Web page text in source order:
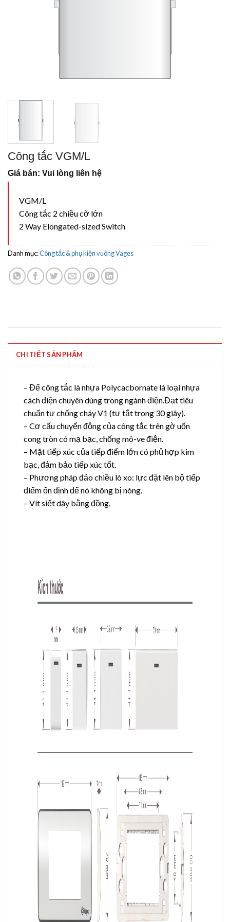
Công tắc VGM/L
Giá bán: Vui lòng liên hệ
VGM/L
Công tắc 2 chiều cỡ lớn
2 Way Elongated-sized Switch
Danh mục:Công tắc & phụ kiện vuông Vages
CHI TIẾT SẢN PHẨM
– Đế công tắc là nhựa Polycacbornate là loại nhựa
cách điện chuyên dùng trong ngành điện.Đạt tiêu
chuẩn tự chống cháy V1 (tự tắt trong 30 giây).
– Cơ cấu chuyển động của công tắc trên gờ uốn
cong tròn có mạ bạc, chống mô-ve điện.
– Mặt tiếp xúc của tiếp điểm lớn có phủ hợp kim
bạc, đảm bảo tiếp xúc tốt.
– Phương pháp đảo chiều lò xo: lực đặt lên bộ tiếp
điểm ổn định để nó không bị nóng.
– Vít siết dây bằng đồng.